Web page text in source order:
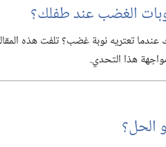
الغضب عند طفلك؟‏
تعتريه نوبة غضب؟‏ تلفت هذه
هذا التحدي.‏
الحل؟‏